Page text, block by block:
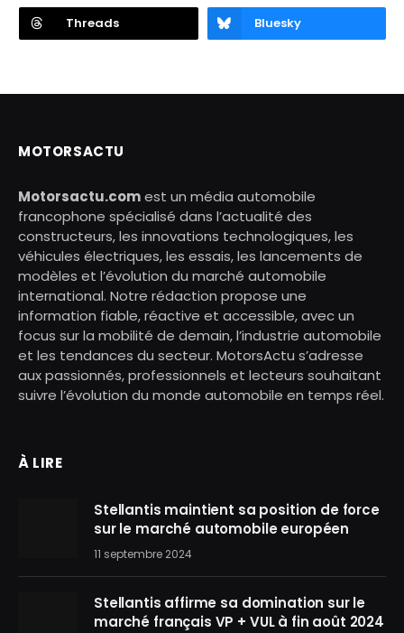
Threads Bluesky
MOTORSACTU
Motorsactu.comest un média automobile
francophone spécialisé dans l’actualité des
constructeurs, les innovations technologiques, les
véhicules électriques, les essais, les lancements de
modèles et l’évolution du marché automobile
international. Notre rédaction propose une
information fiable, réactive et accessible, avec un
focus sur la mobilité de demain, l’industrie automobile
et les tendances du secteur. MotorsActu s’adresse
aux passionnés, professionnels et lecteurs souhaitant
suivre l’évolution du monde automobile en temps réel.
À LIRE
Stellantis maintient sa position de force
sur le marché automobile européen
11 septembre 2024
Stellantis affirme sa domination sur le
marché français VP + VUL à fin août 2024